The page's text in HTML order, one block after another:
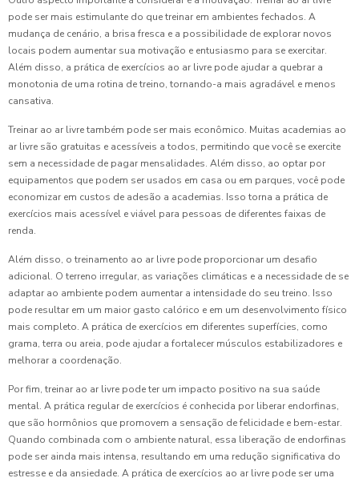
pode ser mais estimulante do que treinar em ambientes fechados. A
mudança de cenário, a brisa fresca e a possibilidade de explorar novos
locais podem aumentar sua motivação e entusiasmo para se exercitar.
Além disso, a prática de exercícios ao ar livre pode ajudar a quebrar a
monotonia de uma rotina de treino, tornando-a mais agradável e menos
cansativa.
Treinar ao ar livre também pode ser mais econômico. Muitas academias ao
ar livre são gratuitas e acessíveis a todos, permitindo que você se exercite
sem a necessidade de pagar mensalidades. Além disso, ao optar por
equipamentos que podem ser usados em casa ou em parques, você pode
economizar em custos de adesão a academias. Isso torna a prática de
exercícios mais acessível e viável para pessoas de diferentes faixas de
renda.
Além disso, o treinamento ao ar livre pode proporcionar um desafio
adicional. O terreno irregular, as variações climáticas e a necessidade de se
adaptar ao ambiente podem aumentar a intensidade do seu treino. Isso
pode resultar em um maior gasto calórico e em um desenvolvimento físico
mais completo. A prática de exercícios em diferentes superfícies, como
grama, terra ou areia, pode ajudar a fortalecer músculos estabilizadores e
melhorar a coordenação.
Por fim, treinar ao ar livre pode ter um impacto positivo na sua saúde
mental. A prática regular de exercícios é conhecida por liberar endorfinas,
que são hormônios que promovem a sensação de felicidade e bem-estar.
Quando combinada com o ambiente natural, essa liberação de endorfinas
pode ser ainda mais intensa, resultando em uma redução significativa do
estresse e da ansiedade. A prática de exercícios ao ar livre pode ser uma